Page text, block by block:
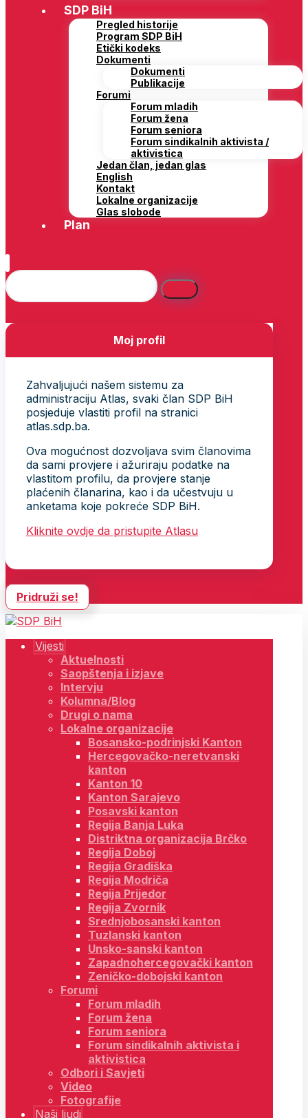
SDP BiH
Pregled historije
Program SDP BiH
Etički kodeks
Dokumenti
Dokumenti
Publikacije
Forumi
Forum mladih
Forum žena
Forum seniora
Forum sindikalnih aktivista /
aktivistica
Jedan član, jedan glas
English
Kontakt
Lokalne organizacije
Glas slobode
Plan
Moj profil
Zahvaljujući našem sistemu za
administraciju Atlas, svaki član SDP BiH
posjeduje vlastiti profil na stranici
atlas.sdp.ba.
Ova mogućnost dozvoljava svim članovima
da sami provjere i ažuriraju podatke na
vlastitom profilu, da provjere stanje
plaćenih članarina, kao i da učestvuju u
anketama koje pokreće SDP BiH.
Kliknite ovdje da pristupite Atlasu
Pridruži se!
Vijesti
Aktuelnosti
Saopštenja i izjave
Intervju
Kolumna/Blog
Drugi o nama
Lokalne organizacije
Bosansko-podrinjski Kanton
Hercegovačko-neretvanski
kanton
Kanton 10
Kanton Sarajevo
Posavski kanton
Regija Banja Luka
Distriktna organizacija Brčko
Regija Doboj
Regija Gradiška
Regija Modriča
Regija Prijedor
Regija Zvornik
Srednjobosanski kanton
Tuzlanski kanton
Unsko-sanski kanton
Zapadnohercegovački kanton
Zeničko-dobojski kanton
Forumi
Forum mladih
Forum žena
Forum seniora
Forum sindikalnih aktivista i
aktivistica
Odbori i Savjeti
Video
Fotografije
Naši ljudi